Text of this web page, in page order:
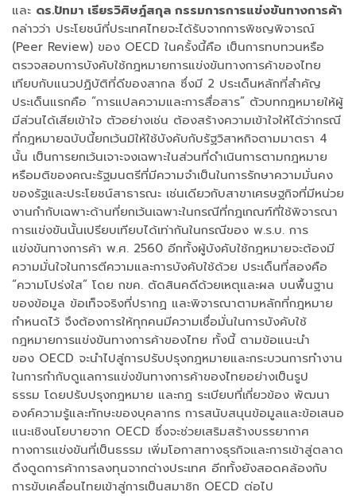
และ ดร.ปัทมา เธียรวิศิษฎ์สกุล กรรมการการแข่งขันทางการค้า
กล่าวว่า ประโยชน์ที่ประเทศไทยจะได้รับจากการพิชญพิจารณ์
(Peer Review) ของ OECD ในครั้งนี้คือ เป็นการทบทวนหรือ
ตรวจสอบการบังคับใช้กฎหมายการแข่งขันทางการค้าของไทย
เทียบกับแนวปฏิบัติที่ดีของสากล ซึ่งมี 2 ประเด็นหลักที่สำคัญ
ประเด็นแรกคือ “การแปลความและการสื่อสาร” ตัวบทกฎหมายให้ผู้
มีส่วนได้เสียเข้าใจ ตัวอย่างเช่น ต้องสร้างความเข้าใจให้ได้ว่ากรณี
ที่กฎหมายฉบับนี้ยกเว้นมิให้ใช้บังคับกับรัฐวิสาหกิจตามมาตรา 4
นั้น เป็นการยกเว้นเจาะจงเฉพาะในส่วนที่ดำเนินการตามกฎหมาย
หรือมติของคณะรัฐมนตรีที่มีความจำเป็นในการรักษาความมั่นคง
ของรัฐและประโยชน์สาธารณะ เช่นเดียวกับสาขาเศรษฐกิจที่มีหน่วย
งานกำกับเฉพาะด้านที่ยกเว้นเฉพาะในกรณีที่กฎเกณฑ์ที่ใช้พิจารณา
การแข่งขันนั้นเปรียบเทียบได้เท่ากันในกรณีของ พ.ร.บ. การ
แข่งขันทางการค้า พ.ศ. 2560 อีกทั้งผู้บังคับใช้กฎหมายจะต้องมี
ความมั่นใจในการตีความและการบังคับใช้ด้วย ประเด็นที่สองคือ
“ความโปร่งใส” โดย กขค. ตัดสินคดีด้วยเหตุและผล บนพื้นฐาน
ของข้อมูล ข้อเท็จจริงที่ปรากฏ และพิจารณาตามหลักที่กฎหมาย
กำหนดไว้ จึงต้องการให้ทุกคนมีความเชื่อมั่นในการบังคับใช้
กฎหมายการแข่งขันทางการค้าของไทย ทั้งนี้ ตามข้อแนะนำ
ของ OECD จะนำไปสู่การปรับปรุงกฎหมายและกระบวนการทำงาน
ในการกำกับดูแลการแข่งขันทางการค้าของไทยอย่างเป็นรูป
ธรรม โดยปรับปรุงกฎหมาย และกฎ ระเบียบที่เกี่ยวข้อง พัฒนา
องค์ความรู้และทักษะของบุคลากร การสนับสนุนข้อมูลและข้อเสนอ
แนะเชิงนโยบายจาก OECD ซึ่งจะช่วยเสริมสร้างบรรยากาศ
ทางการแข่งขันที่เป็นธรรม เพิ่มโอกาสทางธุรกิจและการเข้าสู่ตลาด
ดึงดูดการค้าการลงทุนจากต่างประเทศ อีกทั้งยังสอดคล้องกับ
การขับเคลื่อนไทยเข้าสู่การเป็นสมาชิก OECD ต่อไป